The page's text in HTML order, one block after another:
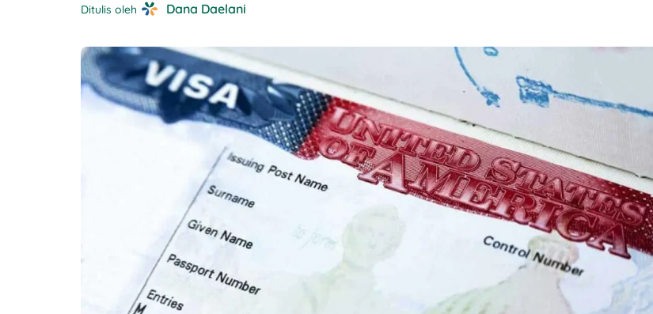
Ditulis oleh
Dana Daelani